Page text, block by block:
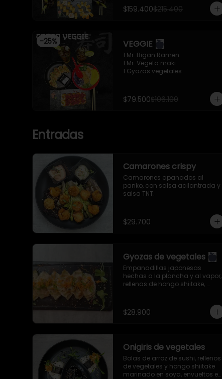
1 Mr. Beef Ramen
$159.400$215.400
-25% VEGGIE
1 Mr. Bigan Ramen
1 Mr. Vegeta maki
1 Gyozas vegetales
$79.500$106.100
Entradas
Camarones crispy
Camarones apanados al
panko, con salsa acilantrada y
salsa TNT.
$29.700
Gyozas de vegetales
Empanadillas japonesas
hechas a la plancha y al vapor,
rellenas de hongo shiitake,
ajonjolí. Servidas con salsa
especial de la casa.
$28.900
Onigiris de vegetales
Bolas de arroz de sushi, rellenos
de vegetales y hongo shiitake
marinado en soya, envueltos en